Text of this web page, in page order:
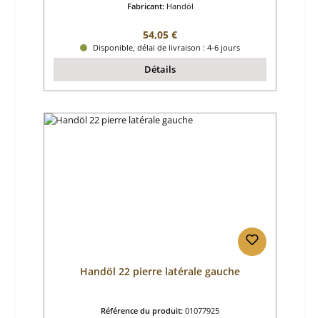
Fabricant: Handöl
Prix régulier :
54,05 €
Disponible, délai de livraison : 4-6 jours
Détails
Handöl 22 pierre latérale gauche
Référence du produit: 01077925